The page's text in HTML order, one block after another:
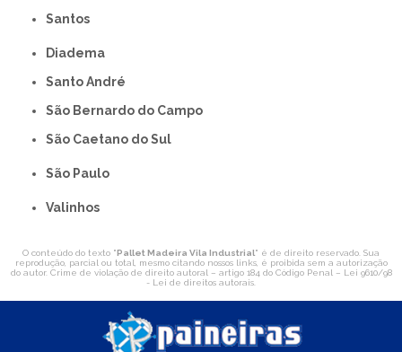
Santos
Diadema
Santo André
São Bernardo do Campo
São Caetano do Sul
São Paulo
Valinhos
O conteúdo do texto " Pallet Madeira Vila Industrial" é de direito reservado. Sua
reprodução, parcial ou total, mesmo citando nossos links, é proibida sem a autorização
do autor. Crime de violação de direito autoral – artigo 184 do Código Penal – Lei 9610/98
- Lei de direitos autorais.